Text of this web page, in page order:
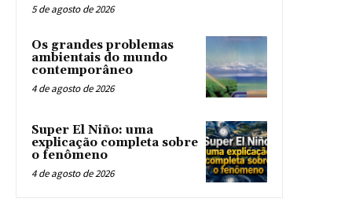
5 de agosto de 2026
Os grandes problemas
ambientais do mundo
contemporâneo
4 de agosto de 2026
Super El Niño: uma
explicação completa sobre
o fenômeno
4 de agosto de 2026